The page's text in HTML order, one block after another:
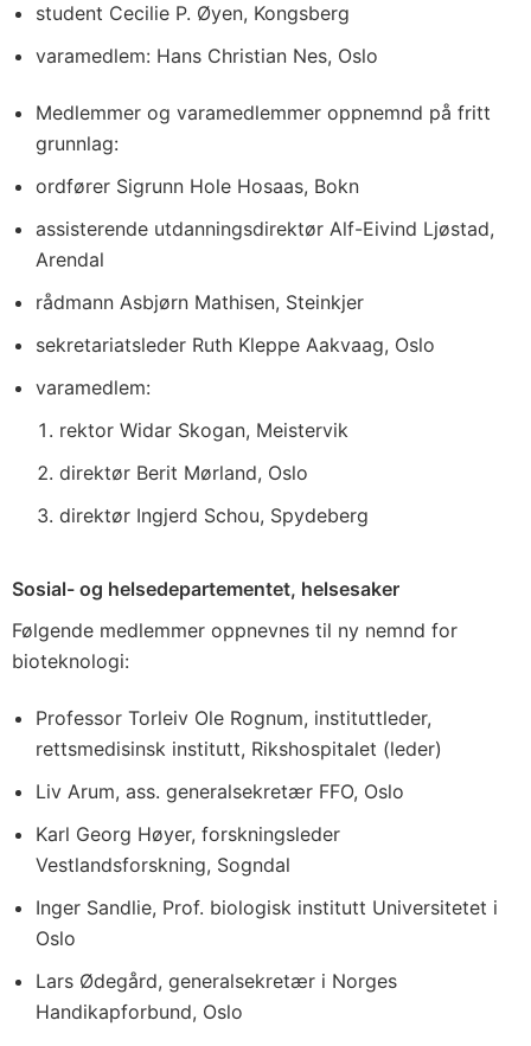
student Cecilie P. Øyen, Kongsberg
varamedlem: Hans Christian Nes, Oslo
Medlemmer og varamedlemmer oppnemnd på fritt
grunnlag:
ordfører Sigrunn Hole Hosaas, Bokn
assisterende utdanningsdirektør Alf-Eivind Ljøstad,
Arendal
rådmann Asbjørn Mathisen, Steinkjer
sekretariatsleder Ruth Kleppe Aakvaag, Oslo
varamedlem:
rektor Widar Skogan, Meistervik
direktør Berit Mørland, Oslo
direktør Ingjerd Schou, Spydeberg
Sosial- og helsedepartementet, helsesaker
Følgende medlemmer oppnevnes til ny nemnd for
bioteknologi:
Professor Torleiv Ole Rognum, instituttleder,
rettsmedisinsk institutt, Rikshospitalet (leder)
Liv Arum, ass. generalsekretær FFO, Oslo
Karl Georg Høyer, forskningsleder
Vestlandsforskning, Sogndal
Inger Sandlie, Prof. biologisk institutt Universitetet i
Oslo
Lars Ødegård, generalsekretær i Norges
Handikapforbund, Oslo